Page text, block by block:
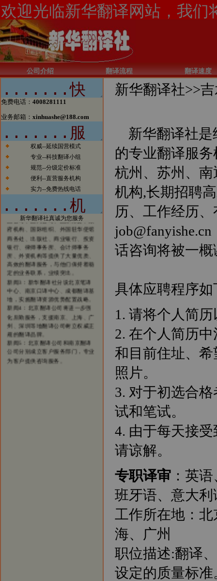
公司介绍 翻译流程 翻译速度
免费电话： 4008281111
业务邮箱： xinhuashe@188.com
权威--延续国营模式
专业--科技翻译小组
规范--分级定价标准
便利--直营服务机构
实力--免费热线电话
新华翻译社真诚为您服务
新闻1：当今电子商务的发展一日
千里，北京翻译公司如果有所作为
的话也必须跟上时代的步伐。今
天，我们已经看到太多的传统行业
涉足电子商务而大获成功的案例。
我们希望在翻译行业，能够看到越
来越多的翻译公司借助电子商务一
步步发展壮大，在将来也能够出现
北京翻译行业中的电子商务应用的
领军企业。
新闻2：新华翻译社公司自成立以
来已经成功为全球五百强企业、跨
国公司、国内公司、国家部委、政
府机构、国际组织、外国驻华使馆
商务处、出版社、商业银行、投资
银行、律师事务所、会计师事务
所、外资机构等提供了大量优质、
高效的翻译服务，与他们保持着稳
定的业务联系，业绩突出。
新闻3：新华翻译社分设北京笔译
中心、南京口译中心、成都翻译基
地，实施翻译资源优势配置战略。
新闻4：北京翻译公司将进一步强
化后勤服务，支援南京、上海、广
州、深圳等地翻译公司树立权威正
规的翻译品牌。
新闻5：北京翻译公司和南京翻译
公司分别成立客户服务部门，专业
为客户提供咨询服务。
新华翻译社>>
新华翻译社是
的专业翻译服
杭州、苏州、
机构,长期招聘
历、工作经历
话咨询将被一
具体应聘程序如
1. 请将个人简
2. 在个人简历
和目前住址、
照片。
3. 对于初选合
试和笔试。
4. 由于每天接
请谅解。
专职译审：英语
班牙语、意大利
工作所在地：
海、广州
职位描述:翻译
设定的质量标